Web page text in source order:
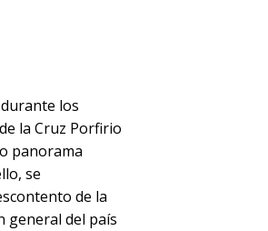
los
la Cruz Porfirio
panorama
se
de la
general del país